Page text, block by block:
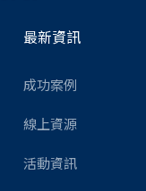
最新資訊
成功案例
線上資源
活動資訊